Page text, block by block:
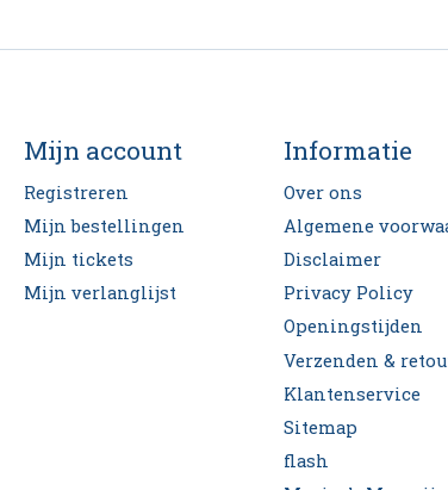
Mijn account
Registreren
Mijn bestellingen
Mijn tickets
Mijn verlanglijst
Informatie
Over ons
Algemene
Disclaimer
Privacy Policy
Openingstijden
Verzenden &
Klantenservice
Sitemap
flash